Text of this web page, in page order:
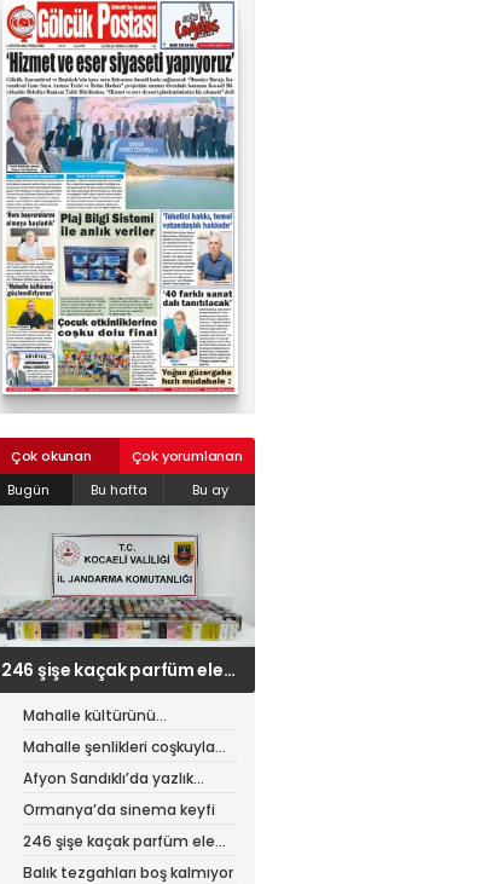
Çok okunan
Çok yorumlanan
Bugün
Bu hafta Bu ay
246 şişe kaçak parfüm ele
geçirildi
Mahalle kültürünü
canlandıran şenlik
Mahalle şenlikleri coşkuyla
sürüyor
Afyon Sandıklı’da yazlık
patates hasadı
Ormanya’da sinema keyfi
246 şişe kaçak parfüm ele
geçirildi
Balık tezgahları boş kalmıyor
02624132333
haber@golcukpostasi.com